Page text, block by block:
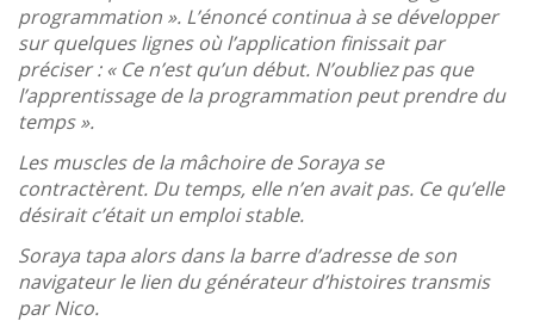
programmation ». L’énoncé continua à se développer
sur quelques lignes où l’application finissait par
préciser : « Ce n’est qu’un début. N’oubliez pas que
l’apprentissage de la programmation peut prendre du
temps ».
Les muscles de la mâchoire de Soraya se
contractèrent. Du temps, elle n’en avait pas. Ce qu’elle
désirait c’était un emploi stable.
Soraya tapa alors dans la barre d’adresse de son
navigateur le lien du générateur d’histoires transmis
par Nico.